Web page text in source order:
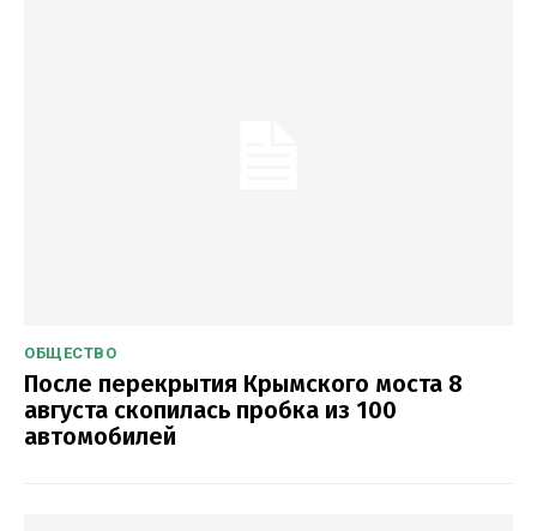
ОБЩЕСТВО
После перекрытия Крымского моста 8
августа скопилась пробка из 100
автомобилей